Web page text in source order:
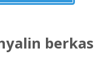
berkas